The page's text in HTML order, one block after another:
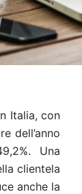
Italia, con
dell’anno
Una
clientela
anche la